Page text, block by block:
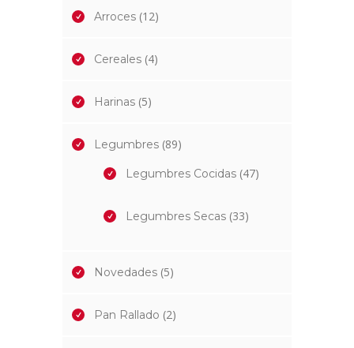
Arroces (12)
Cereales (4)
Harinas (5)
Legumbres (89)
Legumbres Cocidas (47)
Legumbres Secas (33)
Novedades (5)
Pan Rallado (2)